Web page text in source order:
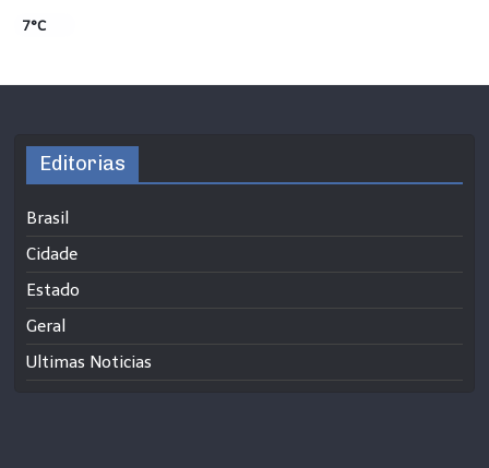
7°C
Editorias
Brasil
Cidade
Estado
Geral
Ultimas Noticias